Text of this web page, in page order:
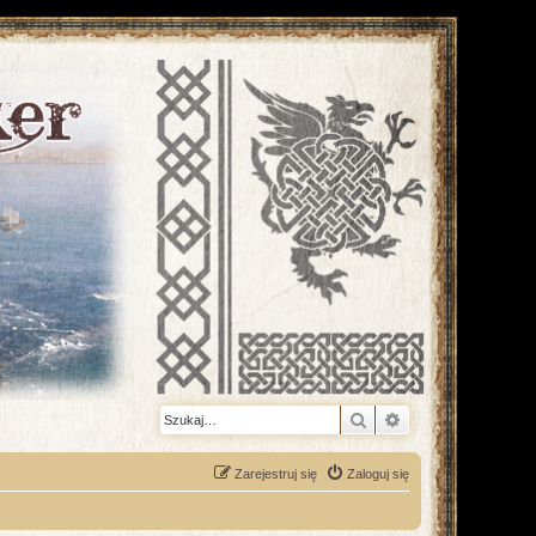
Szukaj Wyszukiwanie
Zaloguj się
Zarejestruj się